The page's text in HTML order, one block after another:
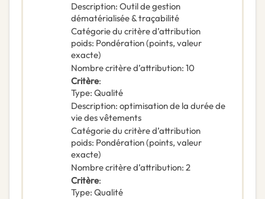
Description: Outil de gestion
dématérialisée & traçabilité
Catégorie du critère d’attribution
poids: Pondération (points, valeur
exacte)
Nombre critère d’attribution: 10
Critère:
Type: Qualité
Description: optimisation de la durée de
vie des vêtements
Catégorie du critère d’attribution
poids: Pondération (points, valeur
exacte)
Nombre critère d’attribution: 2
Critère:
Type: Qualité